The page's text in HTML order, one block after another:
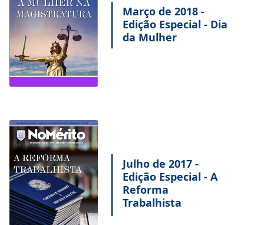
Março de 2018 -
Edição Especial - Dia
da Mulher
Julho de 2017 -
Edição Especial - A
Reforma
Trabalhista